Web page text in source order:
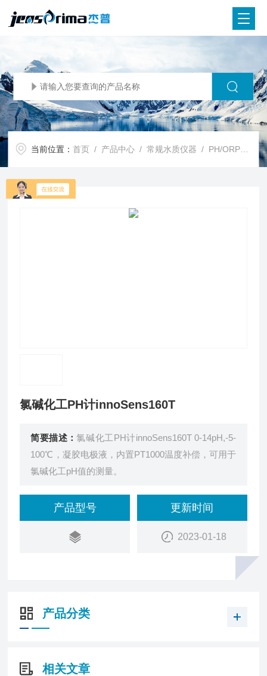
当前位置：首页 / 产品中心 /常规水质仪器 / PH/ORP电极 /
氯碱化工PH计innoSens160T
简要描述：氯碱化工PH计innoSens160T 0-14pH,-5-
100℃，凝胶电极液，内置PT1000温度补偿，可用于
氯碱化工pH值的测量。
产品型号 更新时间
2023-01-18
产品分类
相关文章